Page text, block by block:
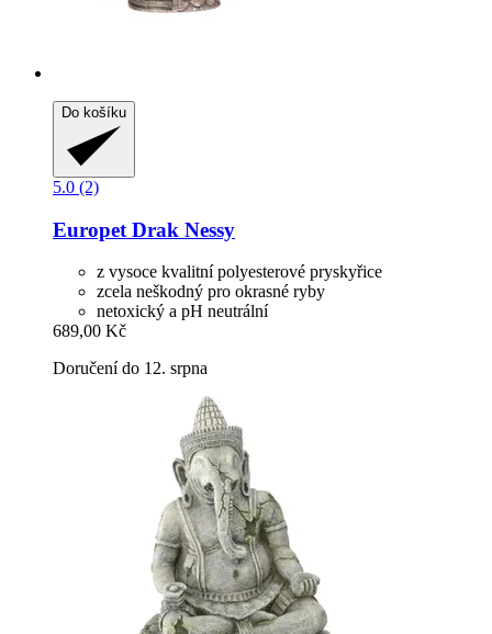
Do košíku
5.0 (2)
Europet Drak Nessy
z vysoce kvalitní polyesterové pryskyřice
zcela neškodný pro okrasné ryby
netoxický a pH neutrální
689,00 Kč
Doručení do 12. srpna